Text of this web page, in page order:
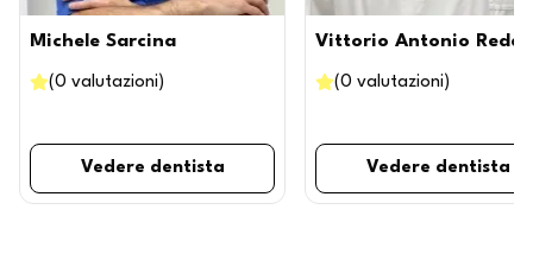
Michele Sarcina
(0 valutazioni )
Vedere dentista
Vittorio Antonio
(0 valutazioni )
Vedere dentista